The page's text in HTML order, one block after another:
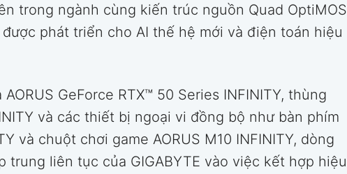
trong ngành cùng kiến trúc nguồn Quad OptiMOS
phát triển cho AI thế hệ mới và điện toán hiệu
GeForce RTX™ 50 Series INFINITY, thùng
và các thiết bị ngoại vi đồng bộ như bàn phím
và chuột chơi game AORUS M10 INFINITY, dòng
trung liên tục của GIGABYTE vào việc kết hợp hiệu